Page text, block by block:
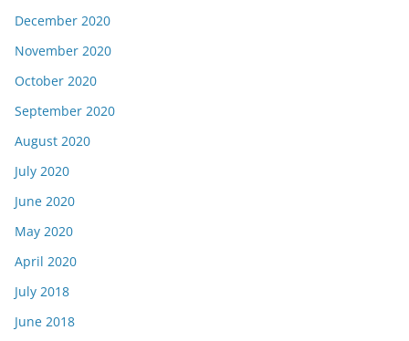
December 2020
November 2020
October 2020
September 2020
August 2020
July 2020
June 2020
May 2020
April 2020
July 2018
June 2018